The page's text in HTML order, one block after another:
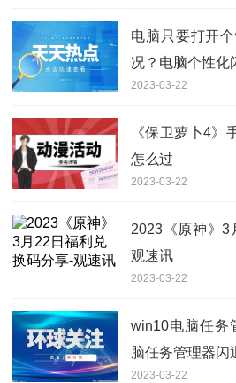
电脑只要打开
况？电脑个性化
2023-03-22
《保卫萝卜4》
怎么过
2023-03-22
2023《原神》3
观速讯
2023-03-22
win10电脑任务
脑任务管理器闪
2023-03-22